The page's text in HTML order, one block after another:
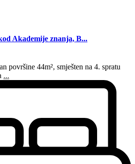
Akademije znanja, B...
površine 44m², smješten na 4. spratu
...